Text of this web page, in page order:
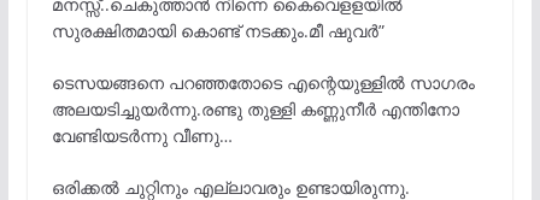
സുരക്ഷിതമായി കൊണ്ട് നടക്കും.മീ ഷുവർ”
ടെസയങ്ങനെ പറഞ്ഞതോടെ എന്റെയുള്ളിൽ സാഗരം
അലയടിച്ചുയർന്നു.രണ്ടു തുള്ളി കണ്ണുനീർ എന്തിനോ
വേണ്ടിയടർന്നു വീണു…
ഒരിക്കൽ ചുറ്റിനും എല്ലാവരും ഉണ്ടായിരുന്നു.